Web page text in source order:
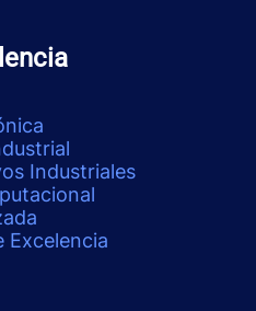
Industriales
Excelencia